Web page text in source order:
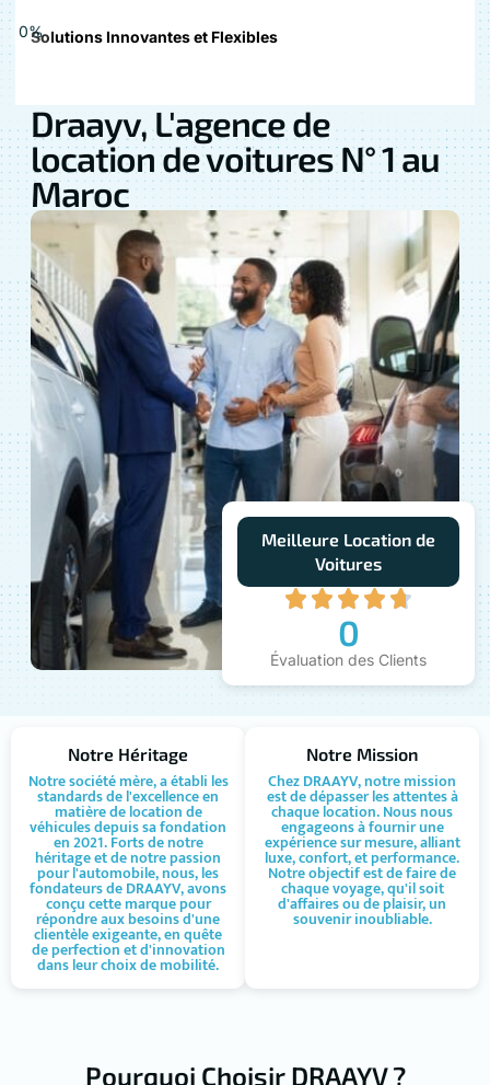
Solutions Innovantes et Flexibles
0%
Draayv, L'agence de
location de voitures N° 1 au
Maroc
Meilleure Location de
Voitures
Évaluation des Clients
0
Notre Héritage
Notre société mère, a établi les
standards de l'excellence en
matière de location de
véhicules depuis sa fondation
en 2021. Forts de notre
héritage et de notre passion
pour l'automobile, nous, les
fondateurs de DRAAYV, avons
conçu cette marque pour
répondre aux besoins d'une
clientèle exigeante, en quête
de perfection et d'innovation
dans leur choix de mobilité.
Notre Mission
Chez DRAAYV, notre mission
est de dépasser les attentes à
chaque location. Nous nous
engageons à fournir une
expérience sur mesure, alliant
luxe, confort, et performance.
Notre objectif est de faire de
chaque voyage, qu'il soit
d'affaires ou de plaisir, un
souvenir inoubliable.
Pourquoi Choisir DRAAYV ?